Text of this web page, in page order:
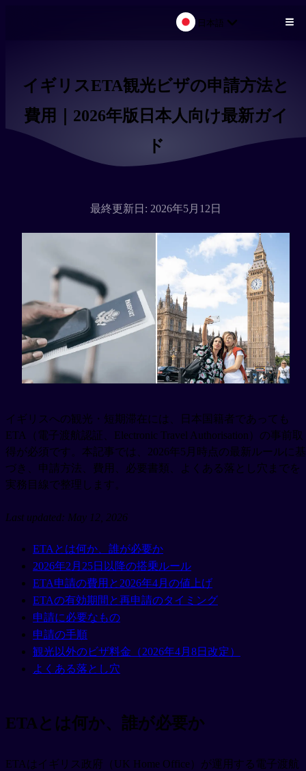
日本語
イギリスETA観光ビザの申請方法と
費用｜2026年版日本人向け最新ガイ
ド
最終更新日: 2026年5月12日
イギリスへの観光・短期滞在には、日本国籍者であっても
ETA（電子渡航認証、Electronic Travel Authorisation）の事前取
得が必須です。本記事では、2026年5月時点の最新ルールに基
づき、申請方法、費用、必要書類、よくある落とし穴までを
実務目線で整理します。
Last updated: May 12, 2026
ETAとは何か、誰が必要か
2026年2月25日以降の搭乗ルール
ETA申請の費用と2026年4月の値上げ
ETAの有効期間と再申請のタイミング
申請に必要なもの
申請の手順
観光以外のビザ料金（2026年4月8日改定）
よくある落とし穴
ETAとは何か、誰が必要か
ETAはイギリス政府（UK Home Office）が運用する電子渡航